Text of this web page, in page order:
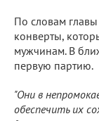
По словам
конверты,
мужчинам. В
первую партию.
"Они в
обеспечить их